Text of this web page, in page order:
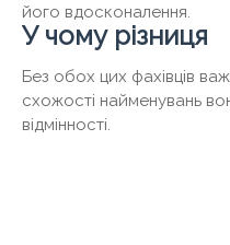
його вдосконалення.
У чому різниця
Без обох цих фахівців
схожості найменувань
відмінності.